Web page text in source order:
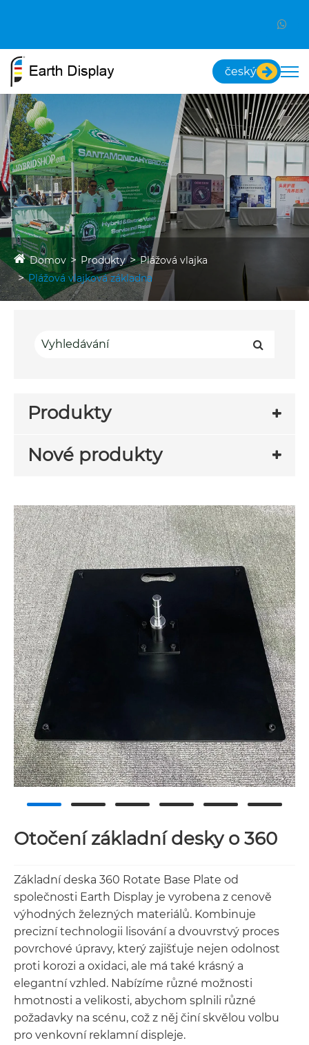
český
Domov Produkty
Plážová vlajka
Plážová vlajková základna
Produkty
Nové produkty
Otočení základní desky o 360
Základní deska 360 Rotate Base Plate od
společnosti Earth Display je vyrobena z cenově
výhodných železných materiálů. Kombinuje
precizní technologii lisování a dvouvrstvý proces
povrchové úpravy, který zajišťuje nejen odolnost
proti korozi a oxidaci, ale má také krásný a
elegantní vzhled. Nabízíme různé možnosti
hmotnosti a velikosti, abychom splnili různé
požadavky na scénu, což z něj činí skvělou volbu
pro venkovní reklamní displeje.